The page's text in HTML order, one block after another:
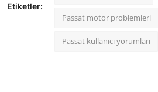
Etiketler:
Passat motor problemleri
Passat kullanıcı yorumları